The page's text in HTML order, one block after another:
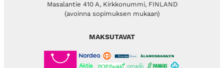
Masalantie 410 A, Kirkkonummi, FINLAND
(avoinna sopimuksen mukaan)
MAKSUTAVAT